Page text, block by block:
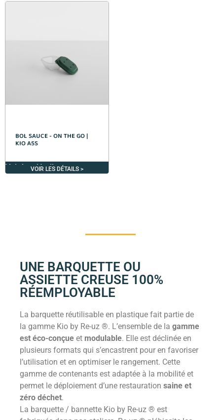
BOL SAUCE - ON THE GO |
KIO A5S
VOIR LES DÉTAILS >
Voir les détails >
UNE BARQUETTE OU
ASSIETTE CREUSE 100%
RÉEMPLOYABLE
La barquette réutilisable en plastique fait partie de
la gamme Kio by Re-uz ®. L’ensemble de la gamme
est éco-conçue et modulable. Elle est déclinée en
plusieurs formats qui s’encastrent pour en favoriser
l’utilisation et en optimiser le rangement. Cette
gamme de contenants est adaptée à la mobilité et
permet le déploiement d’une restauration saine et
zéro déchet.
La barquette / bannette Kio by Re-uz ® est